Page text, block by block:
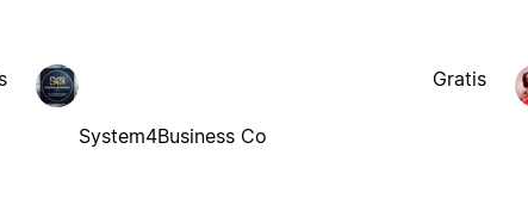
System4Business Co
Gratis